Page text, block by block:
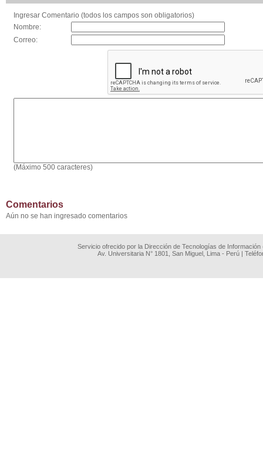
Ingresar Comentario (todos los campos son obligatorios)
Nombre:
Correo:
(Máximo 500 caracteres)
Comentarios
Aún no se han ingresado comentarios
Servicio ofrecido por la Dirección de Tecnologías de
Av. Universitaria N° 1801, San Miguel, Lima - Perú |